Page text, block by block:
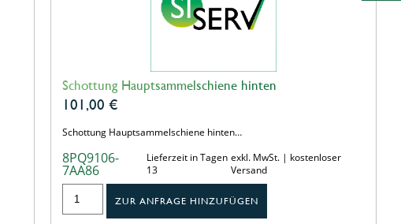
Schottung Hauptsammelschiene hinten
101,00 €
Schottung Hauptsammelschiene hinten…
8PQ9106-
7AA86
Lieferzeit in Tagen
13
exkl. MwSt. | kostenloser
Versand
ZUR ANFRAGE HINZUFÜGEN